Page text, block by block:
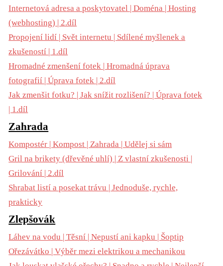
Internetová adresa a poskytovatel | Doména | Hosting
(webhosting) | 2.díl
Propojení lidí | Svět internetu | Sdílené myšlenek a
zkušeností | 1.díl
Hromadné zmenšení fotek | Hromadná úprava
fotografií | Úprava fotek | 2.díl
Jak zmenšit fotku? | Jak snížit rozlišení? | Úprava fotek
| 1.díl
Zahrada
Kompostér | Kompost | Zahrada | Udělej si sám
Gril na brikety (dřevěné uhlí) | Z vlastní zkušenosti |
Grilování | 2.díl
Shrabat listí a posekat trávu | Jednoduše, rychle,
prakticky
Zlepšovák
Láhev na vodu | Těsní | Nepustí ani kapku | Šoptip
Ořezávátko | Výběr mezi elektrikou a mechanikou